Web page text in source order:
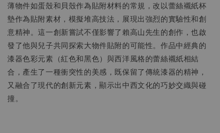
薄物件如蛋殼和貝殼作為貼附材料的常規，改以蕾絲襯紙杯
墊作為貼附素材，模擬堆高技法，展現出強烈的實驗性和創
意精神。這一創新嘗試不僅影響了賴高山先生的創作，也啟
發了他與兒子共同探索大物件貼附的可能性。作品中經典的
漆器色彩元素（紅色和黑色）與西洋風格的蕾絲襯紙相結
合，產生了一種衝突性的美感，既保留了傳統漆器的精神，
又融合了現代的創新元素，顯示出中西文化的巧妙交織與碰
撞。